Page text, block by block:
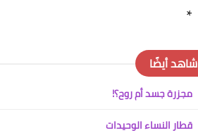
*
شاهد أيضًا
مجزرة جسد أم روح؟!
قطار النساء الوحيدات